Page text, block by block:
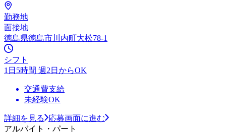
勤務地
面接地
徳島県徳島市川内町大松78-1
シフト
1日5時間 週2日からOK
交通費支給
未経験OK
詳細を見る
応募画面に進む
アルバイト・パート